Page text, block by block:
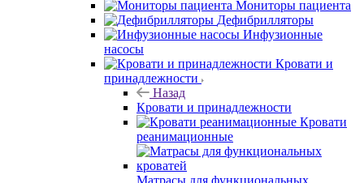
Мониторы пациента
Дефибрилляторы
Инфузионные
насосы
Кровати и
принадлежности
Назад
Кровати и принадлежности
Кровати
реанимационные
Матрасы для функциональных